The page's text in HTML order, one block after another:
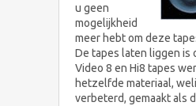
u geen
mogelijkheid
meer hebt om deze
De tapes laten liggen is
Video 8 en Hi8 tapes
hetzelfde materiaal,
verbeterd, gemaakt als